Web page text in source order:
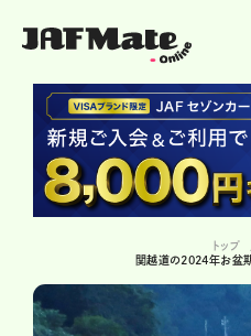
トップ
関越道の2024年お盆